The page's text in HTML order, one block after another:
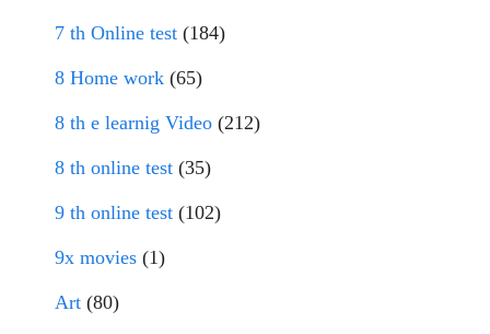
7 th Online test (184)
8 Home work (65)
8 th e learnig Video (212)
8 th online test (35)
9 th online test (102)
9x movies (1)
Art (80)